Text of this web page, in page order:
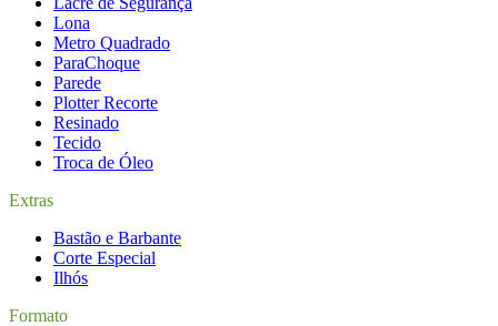
Lona
Metro Quadrado
ParaChoque
Parede
Plotter Recorte
Resinado
Tecido
Troca de Óleo
Extras
Bastão e Barbante
Corte Especial
Ilhós
Formato